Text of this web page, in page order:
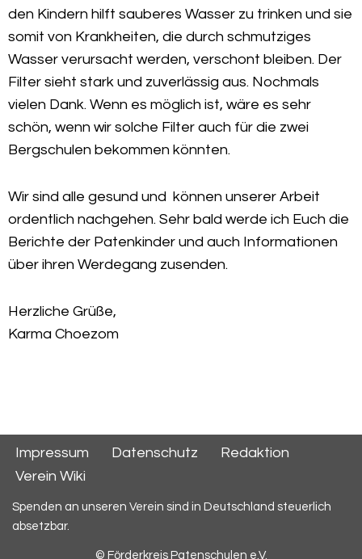
den Kindern hilft sauberes Wasser zu trinken und sie
somit von Krankheiten, die durch schmutziges
Wasser verursacht werden, verschont bleiben. Der
Filter sieht stark und zuverlässig aus. Nochmals
vielen Dank. Wenn es möglich ist, wäre es sehr
schön, wenn wir solche Filter auch für die zwei
Bergschulen bekommen könnten.
Wir sind alle gesund und können unserer Arbeit
ordentlich nachgehen. Sehr bald werde ich Euch die
Berichte der Patenkinder und auch Informationen
über ihren Werdegang zusenden.
Herzliche Grüße,
Karma Choezom
Impressum Datenschutz
Redaktion
Verein Wiki
Spenden an unseren Verein sind in Deutschland steuerlich
absetzbar.
© Förderkreis Patenschulen e.V.